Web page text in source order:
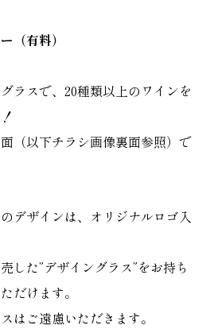
（有料）
ラスで、20種類以上のワインを
（以下チラシ画像裏面参照）で
デザインは、オリジナルロゴ入
した”デザイングラス”をお持ち
だけます。
ご遠慮いただきます。